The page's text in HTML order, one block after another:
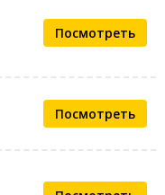
Посмотреть
Посмотреть